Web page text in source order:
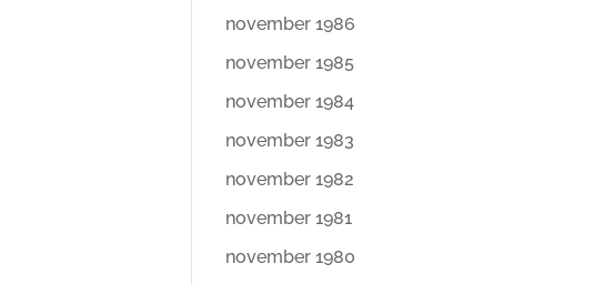
november 1986
november 1985
november 1984
november 1983
november 1982
november 1981
november 1980